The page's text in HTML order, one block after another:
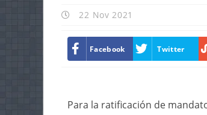
22 Nov 2021
Facebook Twitter
Para la ratificación de